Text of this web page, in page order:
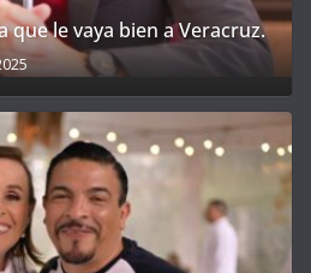
que le vaya bien a Veracruz.